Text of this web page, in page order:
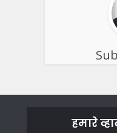
हमारे